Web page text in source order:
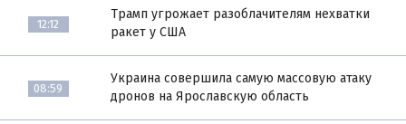
12:12
Трамп угрожает разоблачителям нехватки
ракет у США
08:59
Украина совершила самую массовую атаку
дронов на Ярославскую область